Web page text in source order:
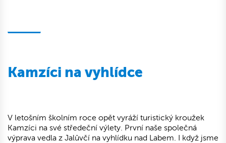
Kamzíci na vyhlídce
V letošním školním roce opět vyráží turistický kroužek
Kamzíci na své středeční výlety. První naše společná
výprava vedla z Jalůvčí na vyhlídku nad Labem. I když jsme